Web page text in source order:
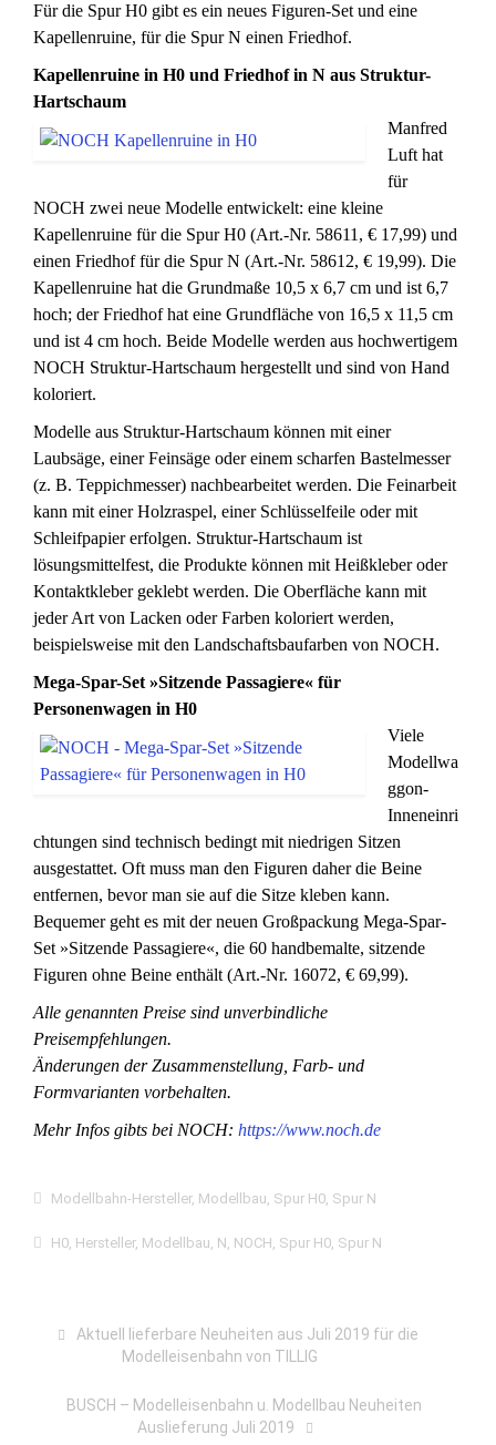
Für die Spur H0 gibt es ein neues Figuren-Set und eine
Kapellenruine, für die Spur N einen Friedhof.
Kapellenruine in H0 und Friedhof in N aus Struktur-
Hartschaum
Manfred
Luft hat
für
NOCH zwei neue Modelle entwickelt: eine kleine
Kapellenruine für die Spur H0 (Art.-Nr. 58611, € 17,99) und
einen Friedhof für die Spur N (Art.-Nr. 58612, € 19,99). Die
Kapellenruine hat die Grundmaße 10,5 x 6,7 cm und ist 6,7
hoch; der Friedhof hat eine Grundfläche von 16,5 x 11,5 cm
und ist 4 cm hoch. Beide Modelle werden aus hochwertigem
NOCH Struktur-Hartschaum hergestellt und sind von Hand
koloriert.
Modelle aus Struktur-Hartschaum können mit einer
Laubsäge, einer Feinsäge oder einem scharfen Bastelmesser
(z. B. Teppichmesser) nachbearbeitet werden. Die Feinarbeit
kann mit einer Holzraspel, einer Schlüsselfeile oder mit
Schleifpapier erfolgen. Struktur-Hartschaum ist
lösungsmittelfest, die Produkte können mit Heißkleber oder
Kontaktkleber geklebt werden. Die Oberfläche kann mit
jeder Art von Lacken oder Farben koloriert werden,
beispielsweise mit den Landschaftsbaufarben von NOCH.
Mega-Spar-Set »Sitzende Passagiere« für
Personenwagen in H0
Viele
Modellwa
ggon-
Inneneinri
chtungen sind technisch bedingt mit niedrigen Sitzen
ausgestattet. Oft muss man den Figuren daher die Beine
entfernen, bevor man sie auf die Sitze kleben kann.
Bequemer geht es mit der neuen Großpackung Mega-Spar-
Set »Sitzende Passagiere«, die 60 handbemalte, sitzende
Figuren ohne Beine enthält (Art.-Nr. 16072, € 69,99).
Alle genannten Preise sind unverbindliche
Preisempfehlungen.
Änderungen der Zusammenstellung, Farb- und
Formvarianten vorbehalten.
Mehr Infos gibts bei NOCH: https://www.noch.de
Modellbahn-Hersteller, Modellbau, Spur H0, Spur N
H0, Hersteller, Modellbau, N, NOCH, Spur H0, Spur N
Aktuell lieferbare Neuheiten aus Juli 2019 für die
Modelleisenbahn von TILLIG
BUSCH – Modelleisenbahn u. Modellbau Neuheiten
Auslieferung Juli 2019